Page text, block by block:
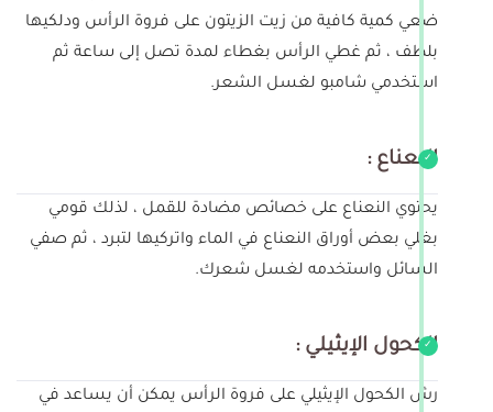
ضعي كمية كافية من زيت الزيتون على فروة الرأس ودلكيها
بلطف ، ثم غطي الرأس بغطاء لمدة تصل إلى ساعة ثم
استخدمي شامبو لغسل الشعر.
النعناع :
يحتوي النعناع على خصائص مضادة للقمل ، لذلك قومي
بغلي بعض أوراق النعناع في الماء واتركيها لتبرد ، ثم صفي
السائل واستخدمه لغسل شعرك.
الكحول الإيثيلي :
رش الكحول الإيثيلي على فروة الرأس يمكن أن يساعد في